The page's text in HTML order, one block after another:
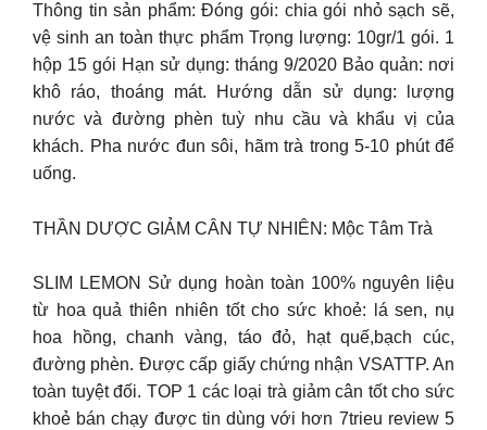
Thông tin sản phẩm: Đóng gói: chia gói nhỏ sạch sẽ,
vệ sinh an toàn thực phẩm Trọng lượng: 10gr/1 gói. 1
hộp 15 gói Hạn sử dụng: tháng 9/2020 Bảo quản: nơi
khô ráo, thoáng mát. Hướng dẫn sử dụng: lượng
nước và đường phèn tuỳ nhu cầu và khẩu vị của
khách. Pha nước đun sôi, hãm trà trong 5-10 phút để
uống.
THẦN DƯỢC GIẢM CÂN TỰ NHIÊN: Mộc Tâm Trà
SLIM LEMON Sử dụng hoàn toàn 100% nguyên liệu
từ hoa quả thiên nhiên tốt cho sức khoẻ: lá sen, nụ
hoa hồng, chanh vàng, táo đỏ, hạt quế,bạch cúc,
đường phèn. Được cấp giấy chứng nhận VSATTP. An
toàn tuyệt đối. TOP 1 các loại trà giảm cân tốt cho sức
khoẻ bán chạy được tin dùng với hơn 7trieu review 5